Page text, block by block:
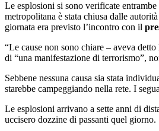
Le esplosioni si sono verificate entrambe
metropolitana è stata chiusa dalle
giornata era previsto l’incontro con il
“Le cause non sono chiare – aveva detto
di “una manifestazione di terrorismo”,
Sebbene nessuna causa sia stata
starebbe campeggiando nella rete. I
Le esplosioni arrivano a sette anni di
uccisero dozzine di passanti quel giorno.